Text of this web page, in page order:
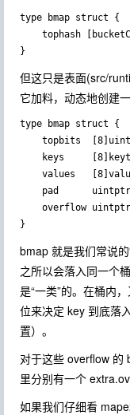
type bmap struct {
tophash
但这只是表面(src/
它加料，动态地创建
type bmap struct {
topbits
keys
values
    pad      uintptr
    overflow uintptr
bmap 就是我们常说
之所以会落入同一个
是“一类”的。在桶内
位来决定 key 到底落
置）。
对于这些 overflow 的
里分别有一个
如果我们仔细看